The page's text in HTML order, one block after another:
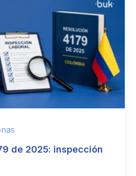
de 2025: inspección